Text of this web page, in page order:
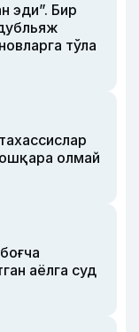
эди”. Бир
тўла
олмай
аёлга суд